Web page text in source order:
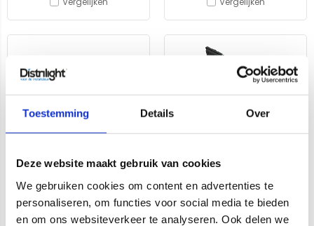
Toestemming Details Over
Deze website maakt gebruik van cookies
We gebruiken cookies om content en advertenties te
personaliseren, om functies voor social media te bieden
en om ons websiteverkeer te analyseren. Ook delen we
Pragmalux LED
Breedstraler Auva IP66
Bevestigingsbeugel
paal 76
Pragmalux LED
Floodlight Auva IP66 2-
Voudig
paal 42-60